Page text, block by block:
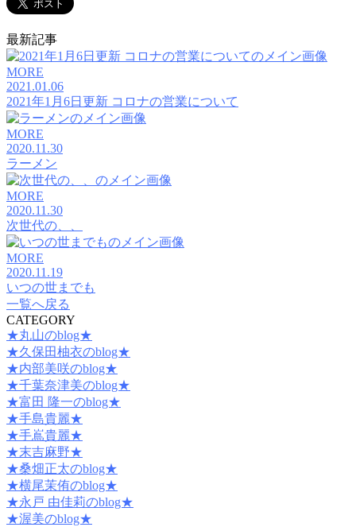
最新記事
MORE
2021.01.06
2021年1月6日更新 コロナの営業について
MORE
2020.11.30
ラーメン
MORE
2020.11.30
次世代の、、
MORE
2020.11.19
いつの世までも
一覧へ戻る
CATEGORY
★丸山のblog★
★久保田柚衣のblog★
★内部美咲のblog★
★千葉奈津美のblog★
★富田 隆一のblog★
★手島貴麗★
★手嶌貴麗★
★末吉麻野★
★桑畑正太のblog★
★横尾茉侑のblog★
★永戸 由佳莉のblog★
★渥美のblog★